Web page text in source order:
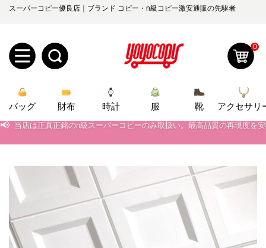
スーパーコピー優良店｜ブランド コピー・n級コピー激安通販の先駆者
規
ザ
ー
登
ロ
ン
ー
お
yoyocopys@gmail.com
0
バッグ 財布 時計 服 靴 アクセサリ
📢 当店は正真正銘のn級スーパーコピーのみ取扱い。最高品質の再現度を
当店は正真正銘のn級スーパーコピーのみ取扱い。最高品質の再現度を
2026春の新作続々更新中！期間中のご注文でお得な割引をご利用いただ
📢 新作入荷！ルイ・ヴィトンスーパーコピー バッグ最新モデルが登場。